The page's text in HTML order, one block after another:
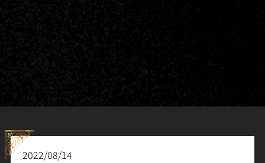
2022/08/14